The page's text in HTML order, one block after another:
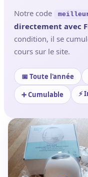
Notre code
directement avec
condition, il se
cours sur le site.
📅 Toute l'année
➕ Cumulable
⚡